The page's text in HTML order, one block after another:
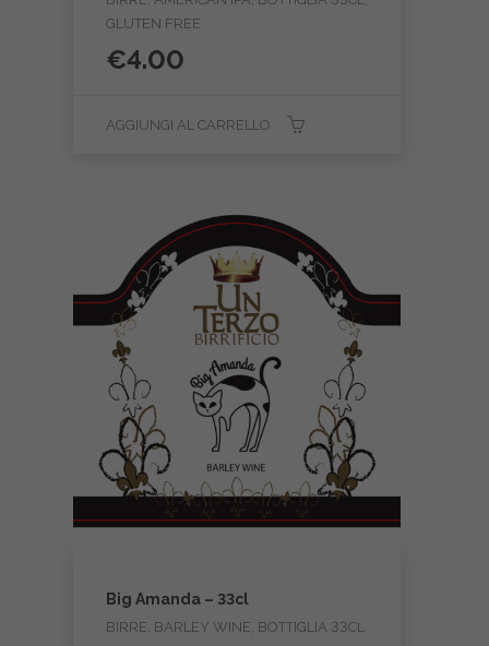
GLUTEN FREE
€4.00
AGGIUNGI AL CARRELLO
Big Amanda – 33cl
BIRRE, BARLEY WINE, BOTTIGLIA 33CL